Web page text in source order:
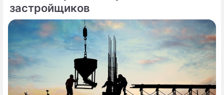
По теме
застройщиков